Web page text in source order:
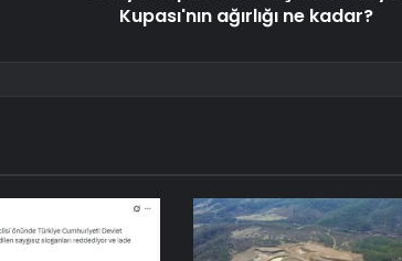
Kupası'nın ağırlığı ne kadar?